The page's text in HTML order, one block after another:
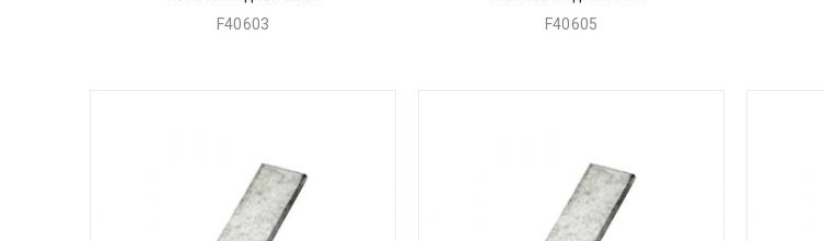
F40603
F40605